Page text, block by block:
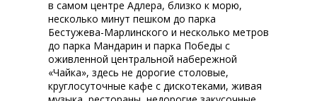
в самом центре Адлера, близко к морю,
несколько минут пешком до парка
Бестужева-Марлинского и несколько метров
до парка Мандарин и парка Победы с
оживленной центральной набережной
«Чайка», здесь не дорогие столовые,
круглосуточные кафе с дискотеками, живая